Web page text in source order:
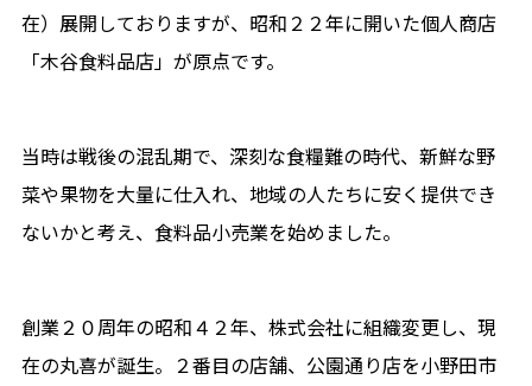
在）展開しておりますが、昭和２２年に開いた個人商店
「木谷食料品店」が原点です。
当時は戦後の混乱期で、深刻な食糧難の時代、新鮮な野
菜や果物を大量に仕入れ、地域の人たちに安く提供でき
ないかと考え、食料品小売業を始めました。
創業２０周年の昭和４２年、株式会社に組織変更し、現
在の丸喜が誕生。２番目の店舗、公園通り店を小野田市